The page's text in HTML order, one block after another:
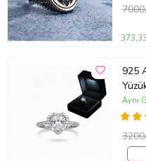
7000
925
Aynı
3200